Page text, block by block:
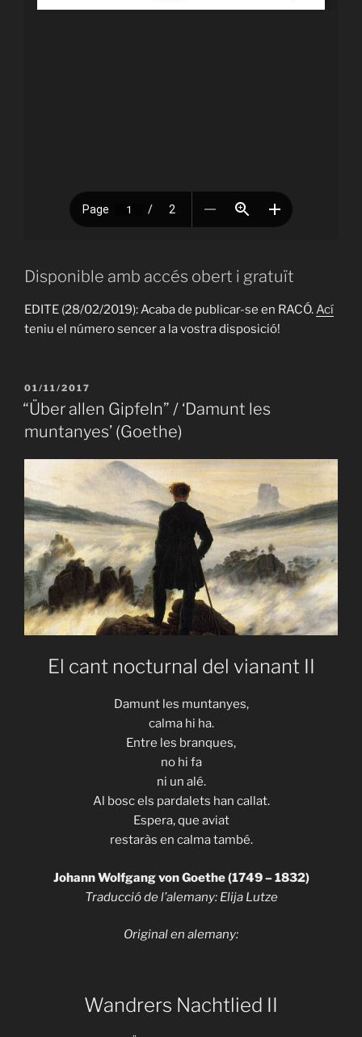
Disponible amb accés obert i gratuït
EDITE (28/02/2019): Acaba de publicar-se en RACÓ. Ací
teniu el número sencer a la vostra disposició!
PUBLICAT
A
01/11/2017
“Über allen Gipfeln” / ‘Damunt les
muntanyes’ (Goethe)
El cant nocturnal del vianant II
Damunt les muntanyes,
calma hi ha.
Entre les branques,
no hi fa
ni un alé.
Al bosc els pardalets han callat.
Espera, que aviat
restaràs en calma també.
Johann Wolfgang von Goethe (1749 – 1832)
Traducció de l’alemany: Elija Lutze
Original en alemany:
Wandrers Nachtlied II